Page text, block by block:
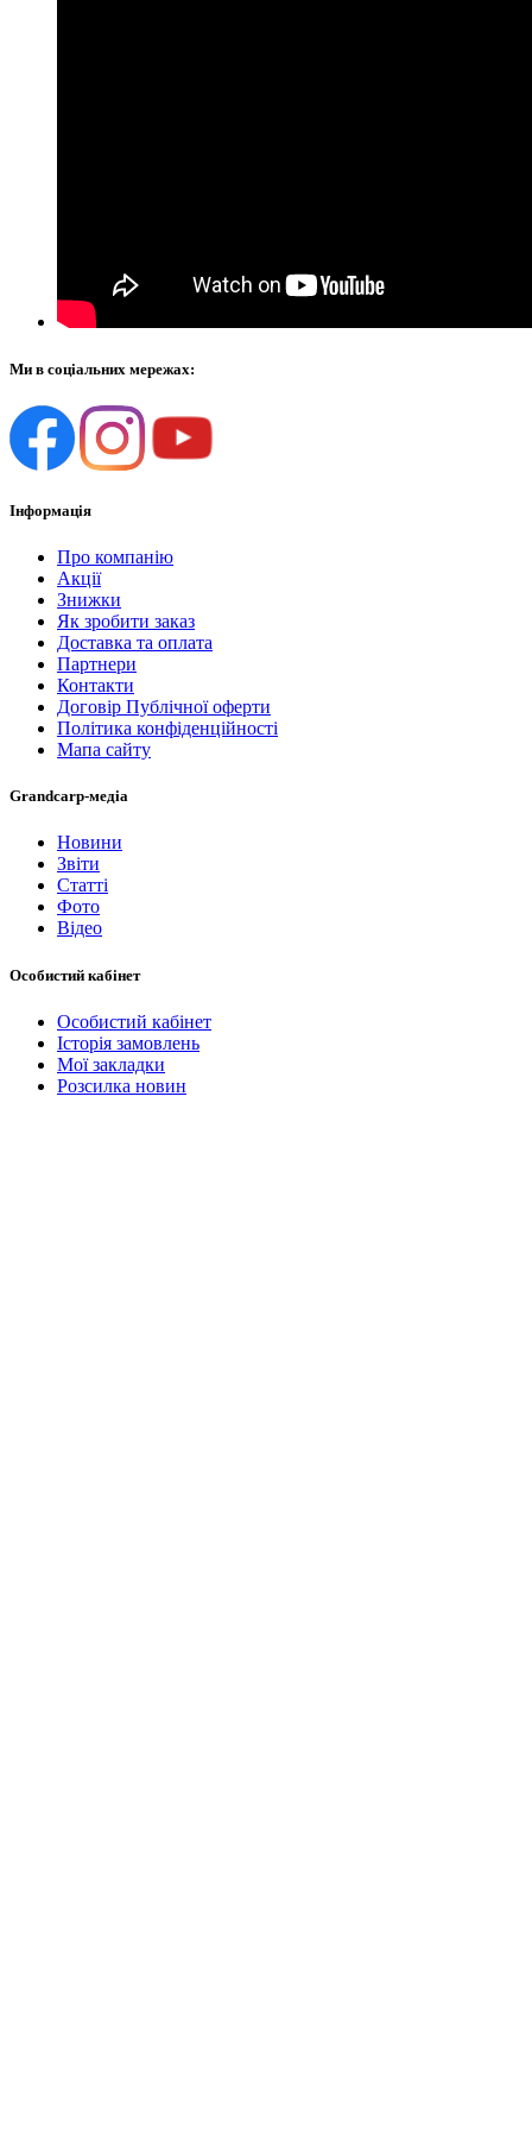
Ми в соціальних мережах:
Інформація
Про компанію
Акції
Знижки
Як зробити заказ
Доставка та оплата
Партнери
Контакти
Договір Публічної оферти
Політика конфіденційності
Мапа сайту
Grandcarp-медіа
Новини
Звіти
Статті
Фото
Відео
Особистий кабінет
Особистий кабінет
Історія замовлень
Мої закладки
Розсилка новин